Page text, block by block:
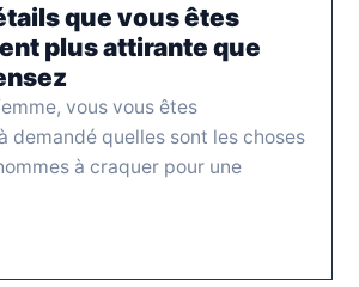
que vous êtes
plus attirante que
vous vous êtes
demandé quelles sont les choses
à craquer pour une